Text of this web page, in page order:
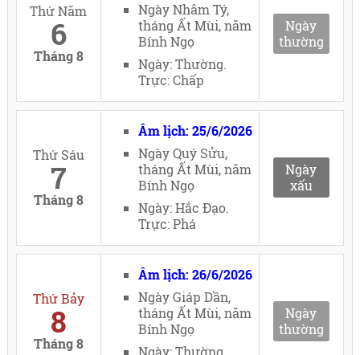
Thứ Năm
6
Tháng 8
Ngày Nhâm Tý,
tháng Ất Mùi, năm
Bính Ngọ
Ngày: Thường.
Trực: Chấp
Ngày
thường
Thứ Sáu
7
Tháng 8
Âm lịch: 25/6/2026
Ngày Quý Sửu,
tháng Ất Mùi, năm
Bính Ngọ
Ngày: Hắc Đạo.
Trực: Phá
Ngày
xấu
Thứ Bảy
8
Tháng 8
Âm lịch: 26/6/2026
Ngày Giáp Dần,
tháng Ất Mùi, năm
Bính Ngọ
Ngày: Thường.
Ngày
thường